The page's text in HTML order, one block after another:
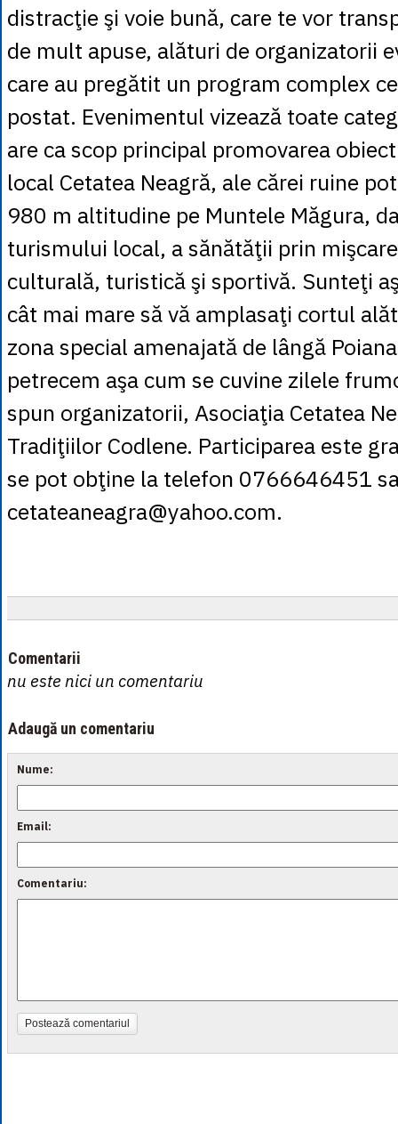
distracţie şi voie bună, care te vor
de mult apuse, alături de organizatorii
care au pregătit un program complex
postat. Evenimentul vizează toate
are ca scop principal promovarea
local Cetatea Neagră, ale cărei ruine
980 m altitudine pe Muntele Măgura,
turismului local, a sănătăţii prin
culturală, turistică şi sportivă. Sunteţi
cât mai mare să vă amplasaţi cortul
zona special amenajată de lângă
petrecem aşa cum se cuvine zilele
spun organizatorii, Asociaţia Cetatea
Tradiţiilor Codlene. Participarea este
se pot obţine la telefon 0766646451
cetateaneagra@yahoo.com.
Comentarii
nu este nici un comentariu
Adaugă un comentariu
Nume:
Email:
Comentariu:
Postează comentariul